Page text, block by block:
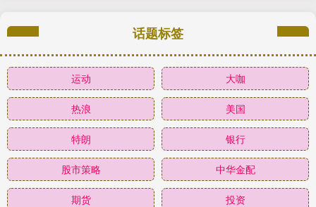
话题标签
运动 大咖
热浪 美国
特朗 银行
股市策略 中华金配
期货 投资